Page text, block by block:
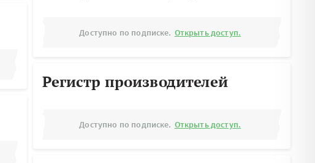
Доступно по подписке. Открыть доступ.
Регистр производителей
Доступно по подписке. Открыть доступ.